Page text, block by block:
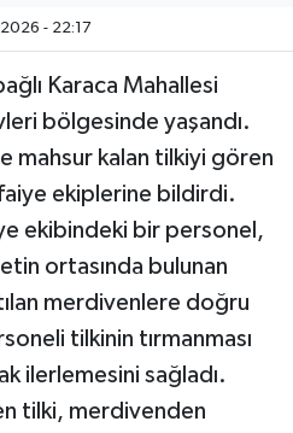
- 22:17
Karaca Mahallesi
bölgesinde yaşandı.
mahsur kalan tilkiyi gören
ekiplerine bildirdi.
ekibindeki bir personel,
ortasında bulunan
merdivenlere doğru
tilkinin tırmanması
ilerlemesini sağladı.
tilki, merdivenden